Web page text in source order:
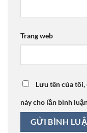
Trang web
Lưu tên của
này cho lần bình